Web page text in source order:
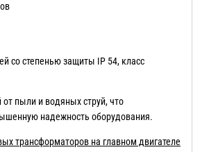
со степенью защиты IP 54, класс
пыли и водяных струй, что
надежность оборудования.
трансформаторов на главном двигателе